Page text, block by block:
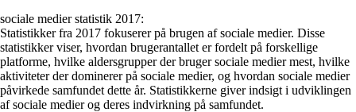
sociale medier statistik 2017:
Statistikker fra 2017 fokuserer på brugen af sociale medier. Disse
statistikker viser, hvordan brugerantallet er fordelt på forskellige
platforme, hvilke aldersgrupper der bruger sociale medier mest, hvilke
aktiviteter der dominerer på sociale medier, og hvordan sociale medier
påvirkede samfundet dette år. Statistikkerne giver indsigt i udviklingen
af sociale medier og deres indvirkning på samfundet.